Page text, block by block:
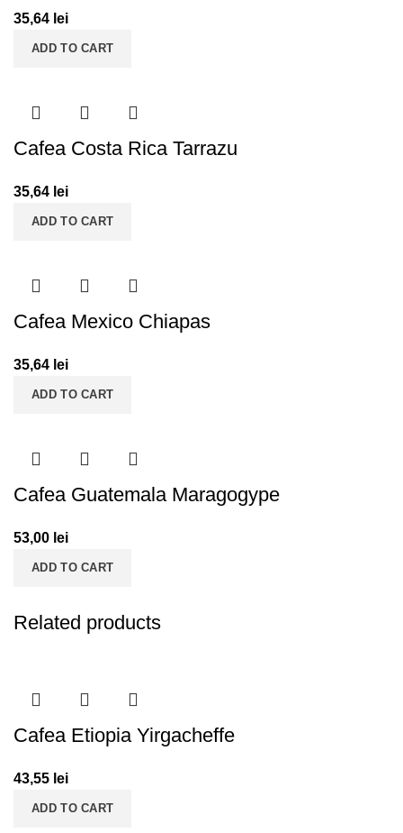
35,64 lei
ADD TO CART
Cafea Costa Rica Tarrazu
35,64 lei
ADD TO CART
Cafea Mexico Chiapas
35,64 lei
ADD TO CART
Cafea Guatemala Maragogype
53,00 lei
ADD TO CART
Related products
Cafea Etiopia Yirgacheffe
43,55 lei
ADD TO CART